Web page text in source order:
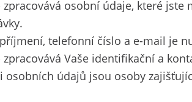
zpracovává osobní údaje, které
telefonní číslo a e-mail je
zpracovává Vaše identifikační a
osobních údajů jsou osoby